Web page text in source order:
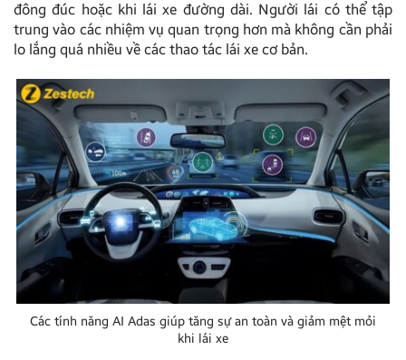
đông đúc hoặc khi lái xe đường dài. Người lái có thể tập
trung vào các nhiệm vụ quan trọng hơn mà không cần phải
lo lắng quá nhiều về các thao tác lái xe cơ bản.
Các tính năng AI Adas giúp tăng sự an toàn và giảm mệt mỏi
khi lái xe